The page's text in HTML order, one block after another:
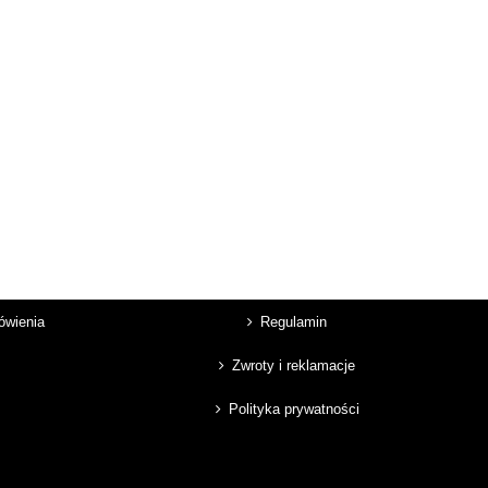
Regulamin
Zwroty i reklamacje
Polityka prywatności